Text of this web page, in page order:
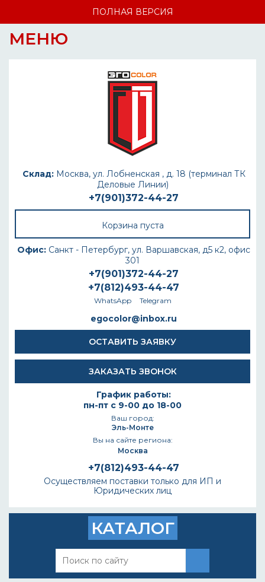
ПОЛНАЯ ВЕРСИЯ
МЕНЮ
Склад:Москва, ул. Лобненская , д. 18 (терминал ТК
Деловые Линии)
+7(901)372-44-27
Корзина пуста
Офис: Санкт - Петербург, ул. Варшавская, д5 к2, офис
301
+7(901)372-44-27
+7(812)493-44-47
WhatsApp Telegram
egocolor@inbox.ru
ОСТАВИТЬ ЗАЯВКУ
ЗАКАЗАТЬ ЗВОНОК
График работы:
пн-пт с 9-00 до 18-00
Ваш город:
Эль-Монте
Вы на сайте региона:
Москва
+7(812)493-44-47
Осуществляем поставки только для ИП и
Юридических лиц
КАТАЛОГ